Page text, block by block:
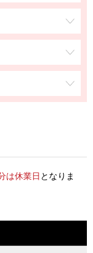
は休業日 となりま